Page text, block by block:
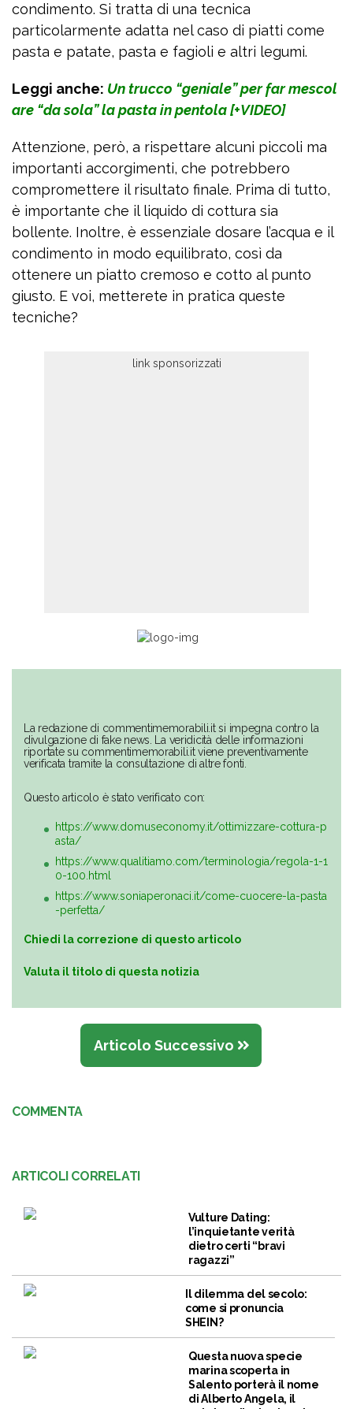
condimento. Si tratta di una tecnica
particolarmente adatta nel caso di piatti come
pasta e patate, pasta e fagioli e altri legumi.
Leggi anche: Un trucco “geniale” per far mescol
are “da sola” la pasta in pentola [+VIDEO]
Attenzione, però, a rispettare alcuni piccoli ma
importanti accorgimenti, che potrebbero
compromettere il risultato finale. Prima di tutto,
è importante che il liquido di cottura sia
bollente. Inoltre, è essenziale dosare l’acqua e il
condimento in modo equilibrato, così da
ottenere un piatto cremoso e cotto al punto
giusto. E voi, metterete in pratica queste
tecniche?
La redazione di commentimemorabili.it si impegna contro la
divulgazione di fake news. La veridicità delle informazioni
riportate su commentimemorabili.it viene preventivamente
verificata tramite la consultazione di altre fonti.
Questo articolo è stato verificato con:
https://www.domuseconomy.it/ottimizzare-cottura-p
asta/
https://www.qualitiamo.com/terminologia/regola-1-1
0-100.html
https://www.soniaperonaci.it/come-cuocere-la-pasta
-perfetta/
Chiedi la correzione di questo articolo
Valuta il titolo di questa notizia
Articolo Successivo
COMMENTA
ARTICOLI CORRELATI
Vulture Dating:
l’inquietante verità
dietro certi “bravi
ragazzi”
Il dilemma del secolo:
come si pronuncia
SHEIN?
Questa nuova specie
marina scoperta in
Salento porterà il nome
di Alberto Angela, il